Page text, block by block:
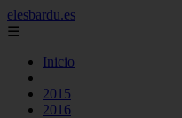
elesbardu.es
☰
Inicio
2015
2016